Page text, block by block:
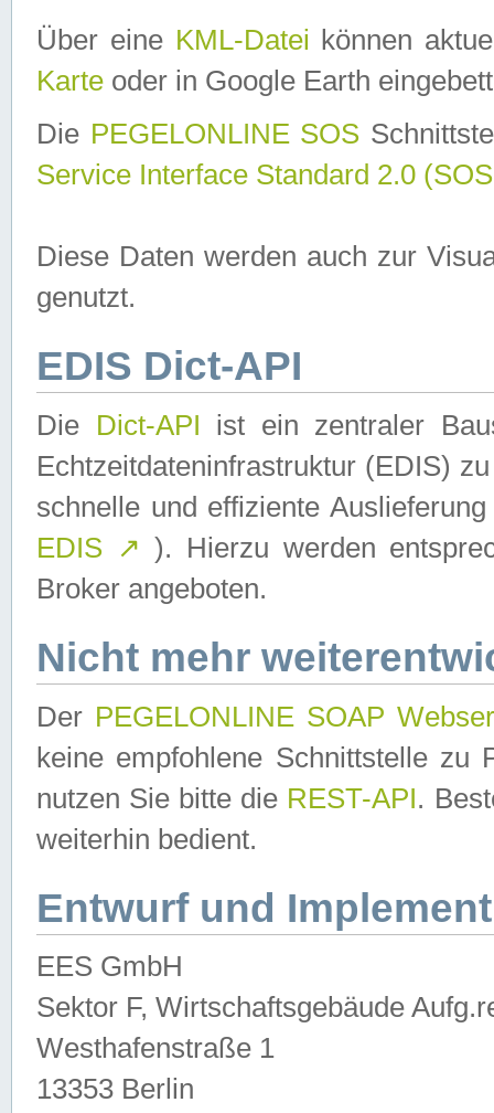
Über eine KML-Datei können
Karte oder in Google Earth
Die PEGELONLINE SOS
Service Interface Standard 2.0
Diese Daten werden auch zur
genutzt.
EDIS Dict-API
Die Dict-API ist ein zentraler
Echtzeitdateninfrastruktur (EDIS)
schnelle und effiziente
EDIS ↗ ). Hierzu werden
Broker angeboten.
Nicht mehr
Der PEGELONLINE SOAP
keine empfohlene Schnittstelle zu
nutzen Sie bitte die REST-API.
weiterhin bedient.
Entwurf und
EES GmbH
Sektor F, Wirtschaftsgebäude
Westhafenstraße 1
13353 Berlin